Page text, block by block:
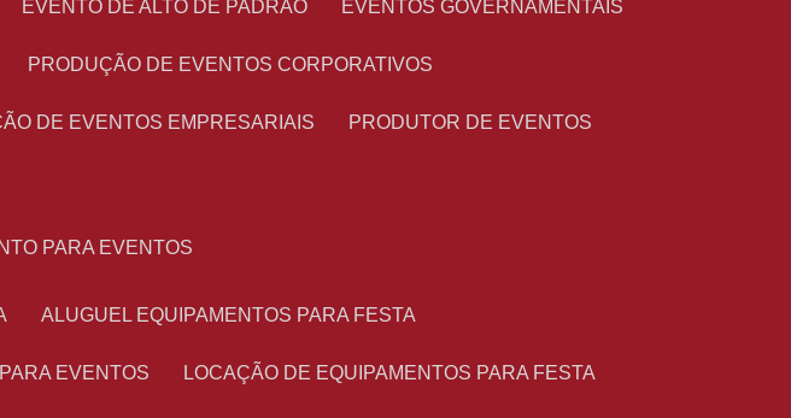
EVENTO DE ALTO DE PADRÃO EVENTOS GOVERNAMENTAIS
PRODUÇÃO DE EVENTOS CORPORATIVOS
DE EVENTOS EMPRESARIAIS PRODUTOR DE EVENTOS
PARA EVENTOS
ALUGUEL EQUIPAMENTOS PARA FESTA
EVENTOS LOCAÇÃO DE EQUIPAMENTOS PARA FESTA